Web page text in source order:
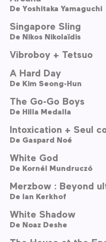
De Yoshitaka Yamaguchi
Singapore Sling
De Nikos Nikolaïdis
Vibroboy + Tetsuo
A Hard Day
De Kim Seong-Hun
The Go-Go Boys
De Hilla Medalla
Intoxication + Seul
De Gaspard Noé
White God
De Kornél Mundruczó
Merzbow : Beyond
De Ian Kerkhof
White Shadow
De Noaz Deshe